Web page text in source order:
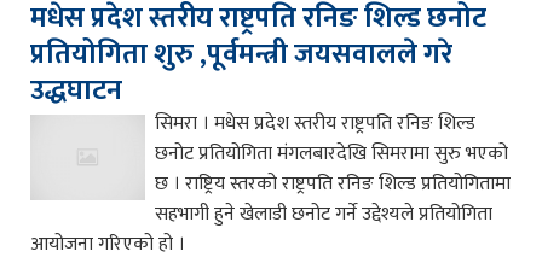
मधेस प्रदेश स्तरीय राष्ट्रपति रनिङ शिल्ड छनोट
प्रतियोगिता शुरु ,पूर्वमन्त्री जयसवालले गरे
उद्धघाटन
सिमरा । मधेस प्रदेश स्तरीय राष्ट्रपति रनिङ शिल्ड
छनोट प्रतियोगिता मंगलबारदेखि सिमरामा सुरु भएको
छ । राष्ट्रिय स्तरको राष्ट्रपति रनिङ शिल्ड प्रतियोगितामा
सहभागी हुने खेलाडी छनोट गर्ने उद्देश्यले प्रतियोगिता
आयोजना गरिएको हो ।